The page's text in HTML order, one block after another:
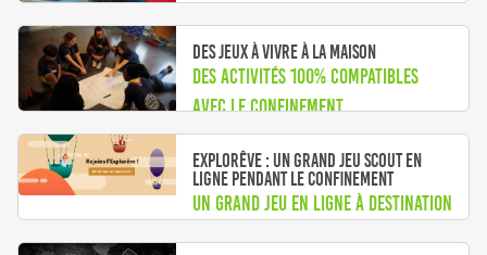
Des jeux à vivre à la maison
Des activités 100% compatibles
avec le confinement
Explorêve : un grand jeu scout en
ligne pendant le confinement
Un grand jeu en ligne à destination